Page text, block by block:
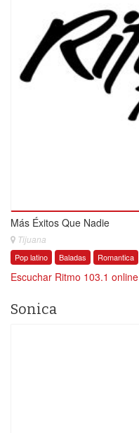
Más Éxitos Que Nadie
Tijuana
Pop latino Baladas Romantica
Escuchar Ritmo 103.1 online
Sonica